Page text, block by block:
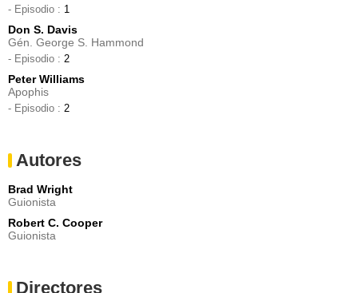
- Episodio : 1
Don S. Davis
Gén. George S. Hammond
- Episodio : 2
Peter Williams
Apophis
- Episodio : 2
Autores
Brad Wright
Guionista
Robert C. Cooper
Guionista
Directores